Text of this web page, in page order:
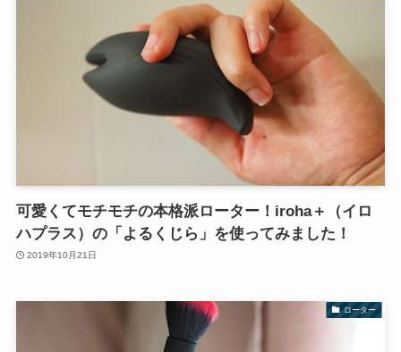
可愛くてモチモチの本格派ローター！iroha＋（イロ
ハプラス）の「よるくじら」を使ってみました！
2019年10月21日
ローター